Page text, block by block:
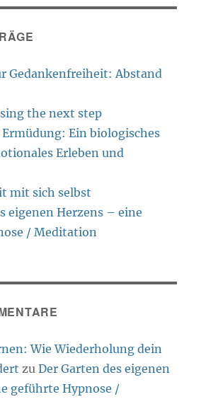
Gedankenfreiheit: Abstand
the next step
Ein biologisches
Erleben und
mit sich selbst
eigenen Herzens – eine
/ Meditation
Wie Wiederholung dein
zuDer Garten des eigenen
geführte Hypnose /